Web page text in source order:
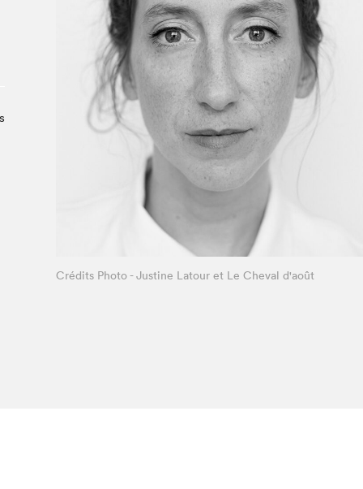
À propos du Salon
Liste des exposant·e·s
Liste des auteur·rice·s
Crédits Photo - Justine Latour et Le Cheval d'août